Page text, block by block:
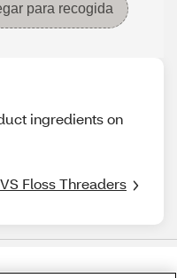
para recogida
ingredients on
Floss Threaders